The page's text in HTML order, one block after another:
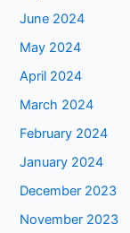
June 2024
May 2024
April 2024
March 2024
February 2024
January 2024
December 2023
November 2023